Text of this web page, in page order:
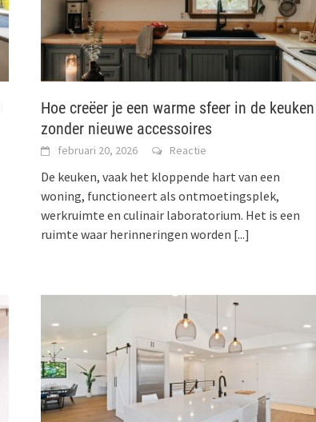
Hoe creëer je een warme sfeer in de keuken
zonder nieuwe accessoires
februari 20, 2026 Reactie
De keuken, vaak het kloppende hart van een
woning, functioneert als ontmoetingsplek,
werkruimte en culinair laboratorium. Het is een
ruimte waar herinneringen worden [...]